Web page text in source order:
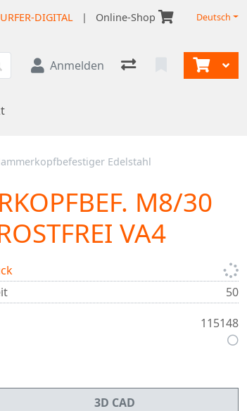
URFER-DIGITAL | Online-Shop Deutsch
Anmelden
Edelstahl
M8/30
VA4
50
115148
3D CAD